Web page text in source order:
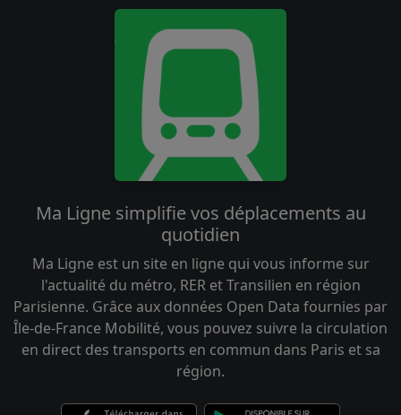
Ma Ligne simplifie vos déplacements au
quotidien
Ma Ligne est un site en ligne qui vous informe sur
l'actualité du métro, RER et Transilien en région
Parisienne. Grâce aux données Open Data fournies par
Île-de-France Mobilité, vous pouvez suivre la circulation
en direct des transports en commun dans Paris et sa
région.